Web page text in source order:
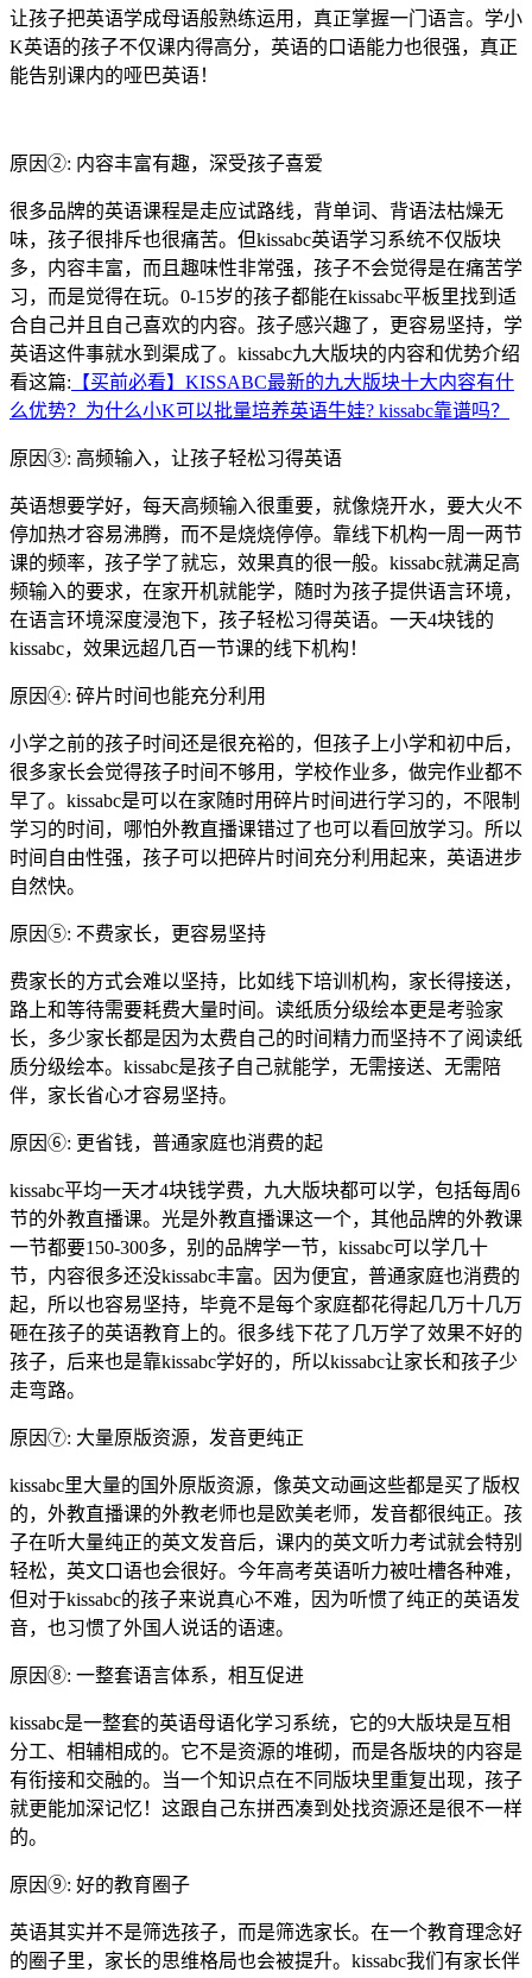
让孩子把英语学成母语般熟练运用，真正掌握一门语言。学小
K英语的孩子不仅课内得高分，英语的口语能力也很强，真正
能告别课内的哑巴英语！
原因②: 内容丰富有趣，深受孩子喜爱
很多品牌的英语课程是走应试路线，背单词、背语法枯燥无
味，孩子很排斥也很痛苦。但kissabc英语学习系统不仅版块
多，内容丰富，而且趣味性非常强，孩子不会觉得是在痛苦学
习，而是觉得在玩。0-15岁的孩子都能在kissabc平板里找到适
合自己并且自己喜欢的内容。孩子感兴趣了，更容易坚持，学
英语这件事就水到渠成了。kissabc九大版块的内容和优势介绍
看这篇: 【买前必看】KISSABC最新的九大版块十大内容有什
么优势？为什么小K可以批量培养英语牛娃? kissabc靠谱吗？
原因③: 高频输入，让孩子轻松习得英语
英语想要学好，每天高频输入很重要，就像烧开水，要大火不
停加热才容易沸腾，而不是烧烧停停。靠线下机构一周一两节
课的频率，孩子学了就忘，效果真的很一般。kissabc就满足高
频输入的要求，在家开机就能学，随时为孩子提供语言环境，
在语言环境深度浸泡下，孩子轻松习得英语。一天4块钱的
kissabc，效果远超几百一节课的线下机构！
原因④: 碎片时间也能充分利用
小学之前的孩子时间还是很充裕的，但孩子上小学和初中后，
很多家长会觉得孩子时间不够用，学校作业多，做完作业都不
早了。kissabc是可以在家随时用碎片时间进行学习的，不限制
学习的时间，哪怕外教直播课错过了也可以看回放学习。所以
时间自由性强，孩子可以把碎片时间充分利用起来，英语进步
自然快。
原因⑤: 不费家长，更容易坚持
费家长的方式会难以坚持，比如线下培训机构，家长得接送，
路上和等待需要耗费大量时间。读纸质分级绘本更是考验家
长，多少家长都是因为太费自己的时间精力而坚持不了阅读纸
质分级绘本。kissabc是孩子自己就能学，无需接送、无需陪
伴，家长省心才容易坚持。
原因⑥: 更省钱，普通家庭也消费的起
kissabc平均一天才4块钱学费，九大版块都可以学，包括每周6
节的外教直播课。光是外教直播课这一个，其他品牌的外教课
一节都要150-300多，别的品牌学一节，kissabc可以学几十
节，内容很多还没kissabc丰富。因为便宜，普通家庭也消费的
起，所以也容易坚持，毕竟不是每个家庭都花得起几万十几万
砸在孩子的英语教育上的。很多线下花了几万学了效果不好的
孩子，后来也是靠kissabc学好的，所以kissabc让家长和孩子少
走弯路。
原因⑦: 大量原版资源，发音更纯正
kissabc里大量的国外原版资源，像英文动画这些都是买了版权
的，外教直播课的外教老师也是欧美老师，发音都很纯正。孩
子在听大量纯正的英文发音后，课内的英文听力考试就会特别
轻松，英文口语也会很好。今年高考英语听力被吐槽各种难，
但对于kissabc的孩子来说真心不难，因为听惯了纯正的英语发
音，也习惯了外国人说话的语速。
原因⑧: 一整套语言体系，相互促进
kissabc是一整套的英语母语化学习系统，它的9大版块是互相
分工、相辅相成的。它不是资源的堆砌，而是各版块的内容是
有衔接和交融的。当一个知识点在不同版块里重复出现，孩子
就更能加深记忆！这跟自己东拼西凑到处找资源还是很不一样
的。
原因⑨: 好的教育圈子
英语其实并不是筛选孩子，而是筛选家长。在一个教育理念好
的圈子里，家长的思维格局也会被提升。kissabc我们有家长伴